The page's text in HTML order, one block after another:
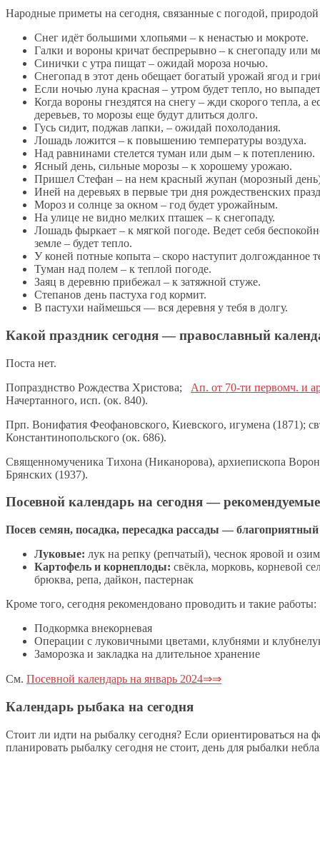
Народные приметы на сегодня, связанные с погодой,
Снег идёт большими хлопьями – к ненастью и мокроте.
Галки и вороны кричат беспрерывно – к снегопаду или
Синички с утра пищат – ожидай мороза ночью.
Снегопад в этот день обещает богатый урожай ягод и
Если ночью луна красная – утром будет тепло, но
Когда вороны гнездятся на снегу – жди скорого тепла, а
деревьев, то морозы еще будут длиться долго.
Гусь сидит, поджав лапки, – ожидай похолодания.
Лошадь ложится – к повышению температуры воздуха.
Над равнинами стелется туман или дым – к потеплению.
Ясный день, сильные морозы – к хорошему урожаю.
Пришел Стефан – на нем красный жупан (морозный
Иней на деревьях в первые три дня рождественских
Мороз и солнце за окном – год будет урожайным.
На улице не видно мелких пташек – к снегопаду.
Лошадь фыркает – к мягкой погоде. Ведет себя
земле – будет тепло.
У коней потные копыта – скоро наступит долгожданное
Туман над полем – к теплой погоде.
Заяц в деревню прибежал – к затяжной стуже.
Степанов день пастуха год кормит.
В пастухи наймешься — вся деревня у тебя в долгу.
Какой праздник сегодня — православный
Поста нет.
Попразднство Рождества Христова; Ап. от 70-ти первомч. и
Начертанного, исп. (ок. 840).
Прп. Вонифатия Феофановского, Киевского, игумена (1871);
Константинопольского (ок. 686).
Священномученика Тихона (Никанорова), архиепископа
Брянских (1937).
Посевной календарь на сегодня —
Посев семян, посадка, пересадка рассады — благоприятный
Луковые: лук на репку (репчатый), чеснок яровой и
Картофель и корнеплоды: свёкла, морковь, корневой
брюква, репа, дайкон, пастернак
Кроме того, сегодня рекомендовано проводить и такие работы:
Подкормка внекорневая
Операции с луковичными цветами, клубнями и
Заморозка и закладка на длительное хранение
См. Посевной календарь на январь 2024⇒⇒
Календарь рыбака на сегодня
Стоит ли идти на рыбалку сегодня? Если ориентироваться
планировать рыбалку сегодня не стоит, день для рыбалки